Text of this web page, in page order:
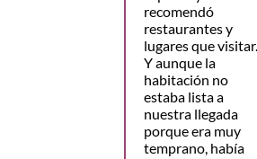
recomendó
restaurantes y
lugares que visitar.
Y aunque la
habitación no
estaba lista a
nuestra llegada
porque era muy
temprano, había